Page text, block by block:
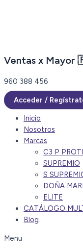
Ventas x
960 388 456
Acceder /
Inicio
Nosotros
Marcas
C3 P
SUPREMIO
S
DOÑA
ELITE
CATÁLOGO
Blog
Menu